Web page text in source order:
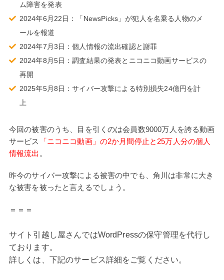
ム障害を発表
2024年6月22日：「NewsPicks」が犯人を名乗る人物のメ
ールを報道
2024年7月3日：個人情報の流出確認と謝罪
2024年8月5日：調査結果の発表とニコニコ動画サービスの
再開
2025年5月8日：サイバー攻撃による特別損失24億円を計
上
今回の被害のうち、目を引くのは会員数9000万人を誇る動画
サービス
「ニコニコ動画」の2か月間停止と25万人分の個人
情報流出 。
昨今のサイバー攻撃による被害の中でも、角川は非常に大き
な被害を被ったと言えるでしょう。
＝＝＝
サイト引越し屋さんではWordPressの保守管理を代行し
ております。
詳しくは、下記のサービス詳細をご覧ください。